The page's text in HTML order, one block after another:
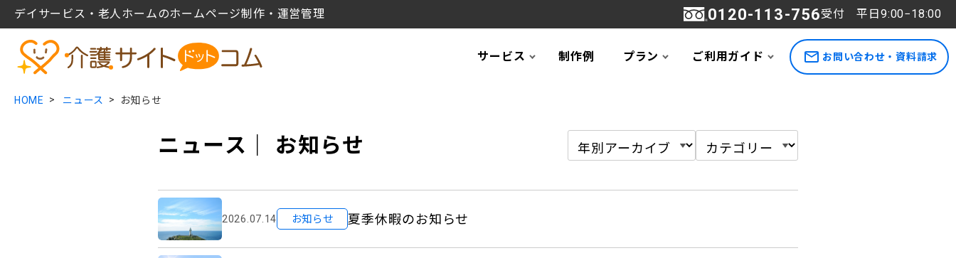
デイサービス・老人ホームのホームページ制作・運営管理 0120-113-756受付 平日9:00−18:00
サービス 制作例 プラン ご利用ガイド お問い合わせ・資料請求
HOME ニュース お知らせ
ニュース｜ お知らせ
2026.07.14 お知らせ 夏季休暇のお知らせ